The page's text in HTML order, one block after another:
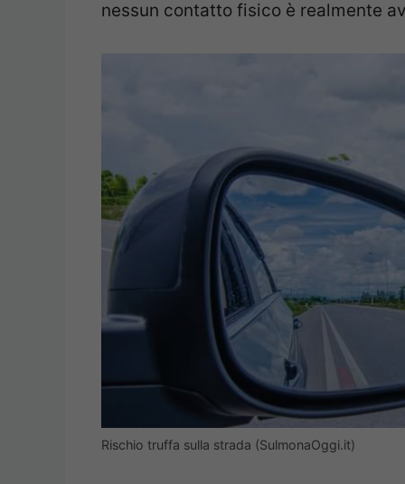
nessun contatto fisico è realmente
Rischio truffa sulla strada (SulmonaOggi.it)